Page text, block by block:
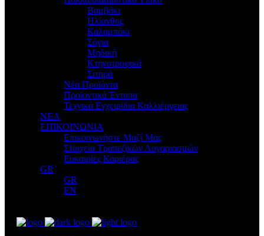
Βαμβάκι
Ηλίανθος
Καλαμπόκι
Σόγια
Μηδική
Κτηνοτροφικά
Σιτηρά
Νέα Προϊόντα
Προϊοντικά Έντυπα
Τεχνικά Εγχειρίδια Καλλιέργειας
ΝΕΑ
ΕΠΙΚΟΙΝΩΝΙΑ
Επικοινωνήστε Μαζί Μας
Στοιχεία Τραπεζικών Λογαριασμών
Ευκαιρίες Καριέρας
GR
GR
EN